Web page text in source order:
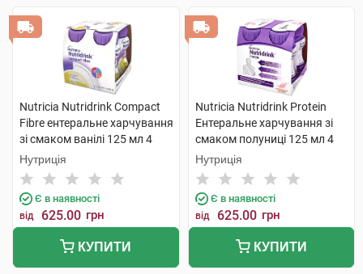
Nutricia Nutridrink Compact
Fibre ентеральне харчування
зі смаком ванілі 125 мл 4
пляшки
Нутриція
Є в наявності
від 625.00 грн
КУПИТИ
Nutricia Nutridrink Protein
Ентеральне харчування зі
смаком полуниці 125 мл 4
пляшки
Нутриція
Є в наявності
від 625.00 грн
КУПИТИ